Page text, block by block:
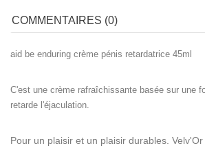
COMMENTAIRES (0)
aid be enduring crème pénis retardatrice 45ml
C'est une crème rafraîchissante basée sur une
retarde l'éjaculation.
Pour un plaisir et un plaisir durables.